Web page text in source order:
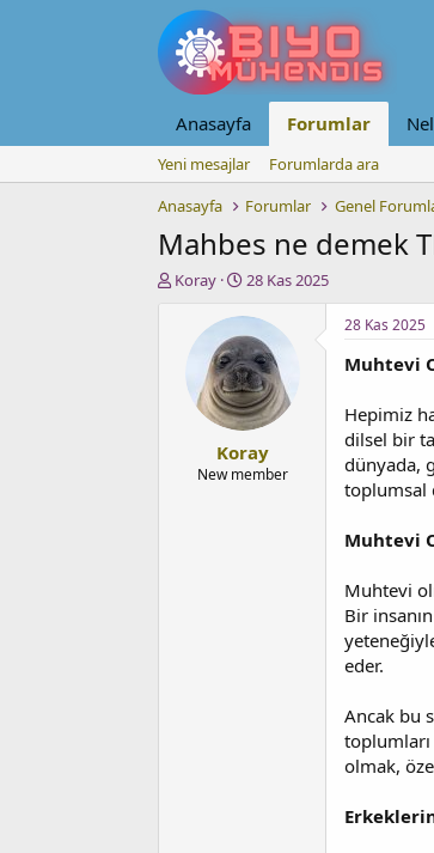
Anasayfa Forumlar
Yeni mesajlar
Forumlarda ara
Anasayfa
Forumlar Genel
Mahbes ne demek
K
Koray
B
ş
l
a
n
g
ı
ç
t
28 Kas 2025
Koray
New member
28 Kas 2025
Muhtevi
Hepimiz
dilsel bir
dünyada,
toplumsal
Muhtevi
Muhtevi
Bir
eder.
Ancak bu
olmak,